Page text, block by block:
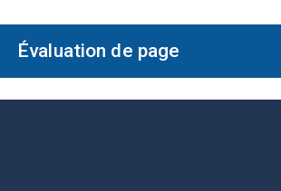
Évaluation de page